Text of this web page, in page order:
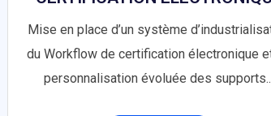
Mise en place d’un système
du Workflow de certification électronique
personnalisation évoluée des